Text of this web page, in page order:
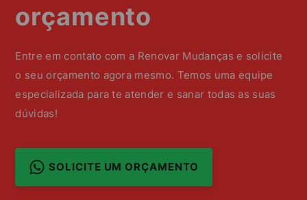
orçamento
Entre em contato com a Renovar Mudanças e solicite
o seu orçamento agora mesmo. Temos uma equipe
especializada para te atender e sanar todas as suas
dúvidas!
SOLICITE UM ORÇAMENTO